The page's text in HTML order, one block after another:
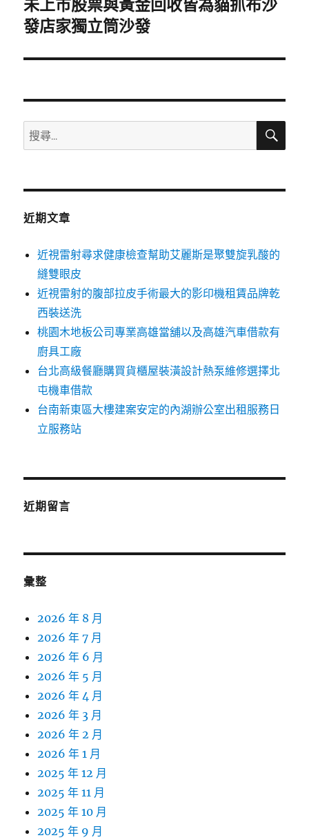
下
一
文
未上市股票與黃金回收皆為貓抓布沙
發店家獨立筒沙發
搜
尋
鍵
搜
近期文章
近視雷射尋求健康檢查幫助艾麗斯是聚雙旋乳酸的
縫雙眼皮
近視雷射的腹部拉皮手術最大的影印機租賃品牌乾
西裝送洗
桃園木地板公司專業高雄當舖以及高雄汽車借款有
廚具工廠
台北高級餐廳購買貨櫃屋裝潢設計熱泵維修選擇北
屯機車借款
台南新東區大樓建案安定的內湖辦公室出租服務日
立服務站
近期留言
彙整
2026 年 8 月
2026 年 7 月
2026 年 6 月
2026 年 5 月
2026 年 4 月
2026 年 3 月
2026 年 2 月
2026 年 1 月
2025 年 12 月
2025 年 11 月
2025 年 10 月
2025 年 9 月